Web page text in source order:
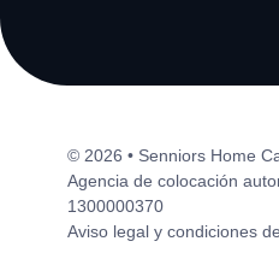
© 2026 • Senniors Home
Agencia de colocación
1300000370
Aviso legal y condiciones